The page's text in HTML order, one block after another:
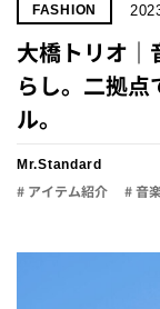
FASHION
大橋トリオ｜
らし。二拠点
ル。
Mr.Standard
# アイテム紹介 # 音